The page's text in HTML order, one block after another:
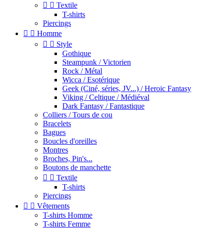
  Textile
T-shirts
Piercings
  Homme
  Style
Gothique
Steampunk / Victorien
Rock / Métal
Wicca / Esotérique
Geek (Ciné, séries, JV...) / Heroic Fantasy
Viking / Celtique / Médiéval
Dark Fantasy / Fantastique
Colliers / Tours de cou
Bracelets
Bagues
Boucles d'oreilles
Montres
Broches, Pin's...
Boutons de manchette
  Textile
T-shirts
Piercings
  Vêtements
T-shirts Homme
T-shirts Femme